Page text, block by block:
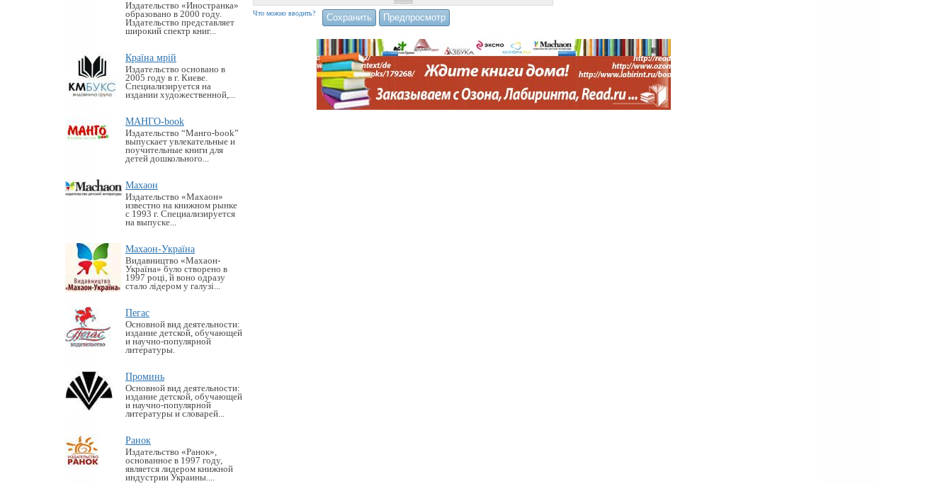
Издательство «Иностранка»
образовано в 2000 году.
Издательство представляет
широкий спектр книг...
Країна мрій
Издательство основано в
2005 году в г. Киеве.
Специализируется на
издании художественной,...
МАНГО-book
Издательство “Манго-book”
выпускает увлекательные и
поучительные книги для
детей дошкольного...
Махаон
Издательство «Махаон»
известно на книжном рынке
с 1993 г. Специализируется
на выпуске...
Махаон-Україна
Видавництво «Махаон-
Україна» було створено в
1997 році, й воно одразу
стало лідером у галузі...
Пегас
Основной вид деятельности:
издание детской, обучающей
и научно-популярной
литературы.
Проминь
Основной вид деятельности:
издание детской, обучающей
и научно-популярной
литературы и словарей...
Ранок
Издательство «Ранок»,
основанное в 1997 году,
является лидером книжной
индустрии Украины....
Что можно вводить?